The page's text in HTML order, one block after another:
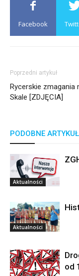
Facebook
Poprzedni artykuł
Rycerskie zmagania
Skale [ZDJĘCIA]
PODOBNE
Aktualności
Aktualności
od